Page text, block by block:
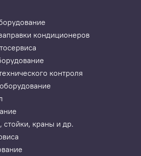
кондиционеров
контроля
стойки, краны и др.